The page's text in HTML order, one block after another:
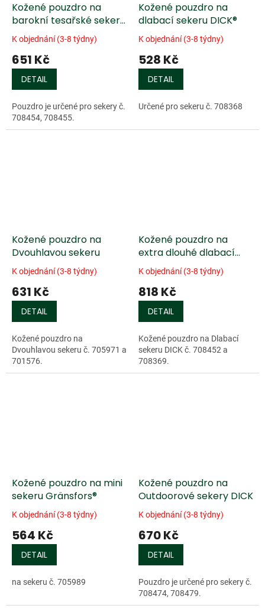
Kožené pouzdro na
barokní tesařské sekery
DICK®
K objednání (3-8 týdny)
651 Kč
DETAIL
Pouzdro je určené pro sekery č.
708454, 708455.
Kožené pouzdro na
dlabací sekeru DICK®
K objednání (3-8 týdny)
528 Kč
DETAIL
Určené pro sekeru č. 708368
Kožené pouzdro na
Dvouhlavou sekeru
K objednání (3-8 týdny)
631 Kč
DETAIL
Kožené pouzdro na
Dvouhlavou sekeru č. 705971 a
701576.
Kožené pouzdro na
extra dlouhé dlabací
sekery DICK®
K objednání (3-8 týdny)
818 Kč
DETAIL
Kožené pouzdro na Dlabací
sekeru DICK č. 708452 a
708369.
Kožené pouzdro na mini
sekeru Gränsfors®
K objednání (3-8 týdny)
564 Kč
DETAIL
na sekeru č. 705989
Kožené pouzdro na
Outdoorové sekery DICK
K objednání (3-8 týdny)
670 Kč
DETAIL
Pouzdro je určené pro sekery č.
708474, 708479.